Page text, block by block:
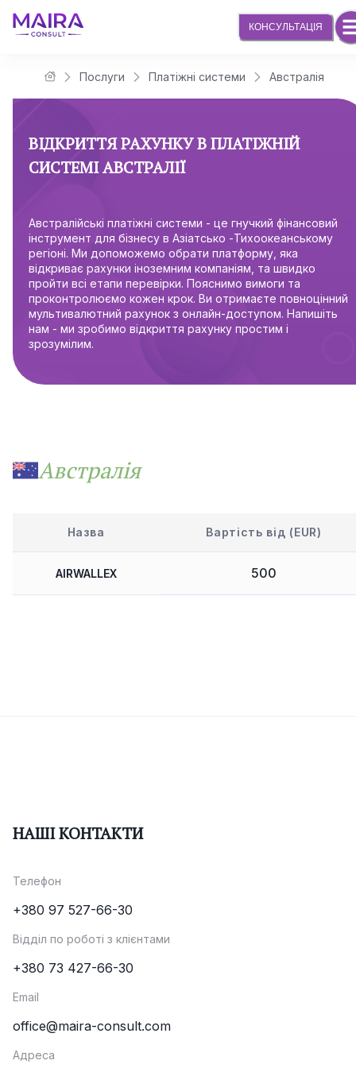
Юридична компанія Maira Consult
Послуги Платіжні системи Австралія
ВІДКРИТТЯ РАХУНКУ В ПЛАТІЖНІЙ
СИСТЕМІ АВСТРАЛІЇ
Австралійські платіжні системи - це гнучкий фінансовий
інструмент для бізнесу в Азіатсько -Тихоокеанському
регіоні. Ми допоможемо обрати платформу, яка
відкриває рахунки іноземним компаніям, та швидко
пройти всі етапи перевірки. Пояснимо вимоги та
проконтролюємо кожен крок. Ви отримаєте повноцінний
мультивалютний рахунок з онлайн-доступом. Напишіть
нам - ми зробимо відкриття рахунку простим і
зрозумілим.
Австралія
Назва Вартість від (EUR)
AIRWALLEX 500
НАШІ КОНТАКТИ
Телефон
+380 97 527-66-30
Відділ по роботі з клієнтами
+380 73 427-66-30
Email
office@maira-consult.com
Адреса
КОНСУЛЬТАЦІЯ